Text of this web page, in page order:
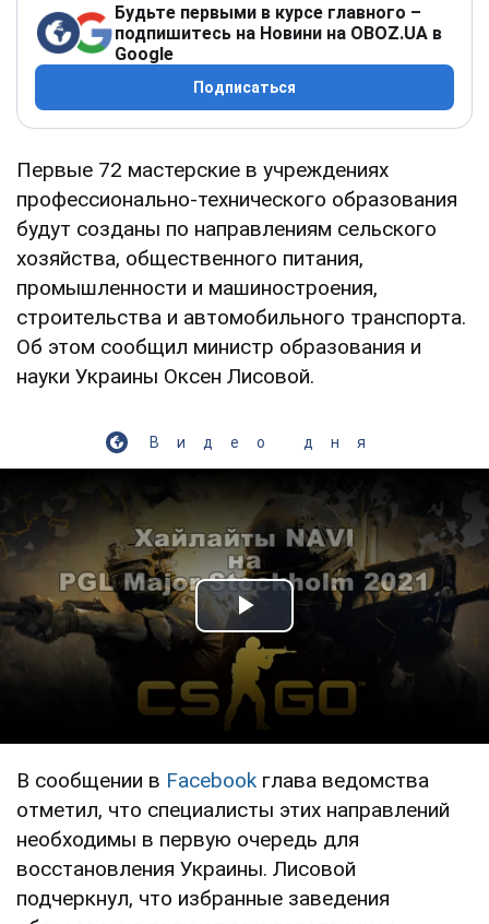
Будьте первыми в курсе главного –
подпишитесь на Новини на OBOZ.UA в
Google
Подписаться
Первые 72 мастерские в учреждениях
профессионально-технического образования
будут созданы по направлениям сельского
хозяйства, общественного питания,
промышленности и машиностроения,
строительства и автомобильного транспорта.
Об этом сообщил министр образования и
науки Украины Оксен Лисовой.
Видео дня
Play Video
В сообщении в Facebook глава ведомства
отметил, что специалисты этих направлений
необходимы в первую очередь для
восстановления Украины. Лисовой
подчеркнул, что избранные заведения